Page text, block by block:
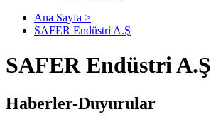
Ana Sayfa >
SAFER Endüstri A.Ş
SAFER Endüstri A.Ş
Haberler-Duyurular